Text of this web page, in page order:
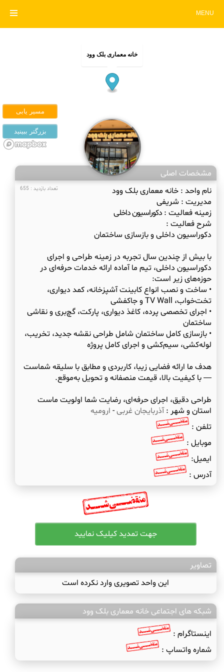
MENU
خانه معماری بلک وود
مشخصات اصلی
تعداد بازدید : 655 نام واحد :خانه معماری بلک وود
مدیریت : شریفی
زمینه فعالیت :دکوراسیون داخلی
شرح فعالیت :
با بیش از چندین سال تجربه در زمینه طراحی و اجرای
دکوراسیون داخلی، تیم ما آماده ارائه خدمات حرفه‌ای در
• ساخت و نصب انواع کابینت آشپزخانه، کمد دیواری،
• اجرای تخصصی پرده، کاغذ دیواری، پارکت، گچ‌بری و نقاشی
• بازسازی کامل ساختمان شامل طراحی نقشه جدید، تخریب،
هدف ما ارائه فضایی زیبا، کاربردی و مطابق با سلیقه شماست
طراحی دقیق، اجرای حرفه‌ای، رضایت شما اولویت ماست
استان و شهر :آذربایجان غربی- ارومیه
تلفن :
موبایل :
ایمیل:
آدرس :
تصاویر
این واحد تصویری وارد نکرده است
شبکه های اجتماعی خانه معماری بلک وود
اینستاگرام :
شماره واتساپ :